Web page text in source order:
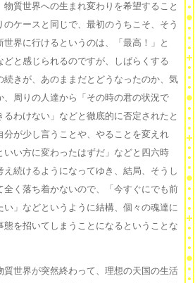
質世界への生まれ変わりを希望すること
ケースと同じで、最初のうちこそ、そう
世界に行けるというのは、「最高！」と
と感じられるのですが、しばらくする
続きが、あのままだとどうなったのか、気
、周りの人達から「その時の君の状況で
わけない」などと徹底的に否定されたと
分が少し言うことや、やることを変えれ
いい方に変わったはずだ」などと四六時
続けるようになってゆき、結局、そうし
全く落ち着かないので、「今すぐにでも前
」などというように結構、個々の魂達に
態を招いてしまうことになるということな
世界が突然終わって、理想の天国の生活